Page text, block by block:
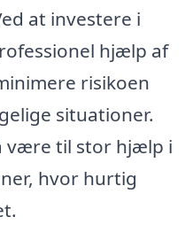
at investere i
hjælp af
risikoen
situationer.
være til stor hjælp i
hvor hurtig